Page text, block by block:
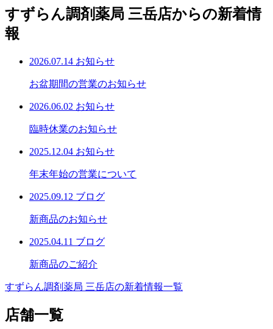
すずらん調剤薬局 三岳店からの新着情
報
2026.07.14 お知らせ
お盆期間の営業のお知らせ
2026.06.02 お知らせ
臨時休業のお知らせ
2025.12.04 お知らせ
年末年始の営業について
2025.09.12 ブログ
新商品のお知らせ
2025.04.11 ブログ
新商品のご紹介
すずらん調剤薬局 三岳店の新着情報一覧
店舗一覧